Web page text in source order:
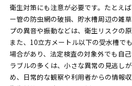
衛生対策にも注意が必要です。たとえ
ー管の防虫網の破損、貯水槽周辺の雑
プの異音や振動などは、衛生リスクの原
また、10立方メートル以下の受水槽で
場合があり、法定検査の対象外でも自
ラブルの多くは、小さな異常の見逃し
め、日常的な観察や利用者からの情報